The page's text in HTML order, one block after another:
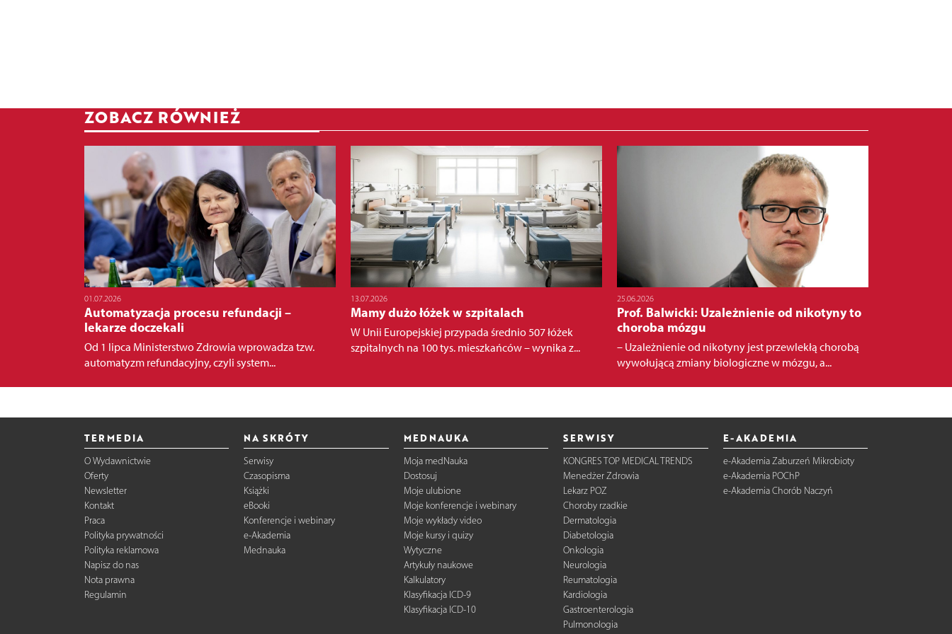
ZOBACZ RÓWNIEŻ
01.07.2026
Automatyzacja procesu refundacji –
lekarze doczekali
Od 1 lipca Ministerstwo Zdrowia wprowadza tzw.
automatyzm refundacyjny, czyli system...
13.07.2026
Mamy dużo łóżek w szpitalach
W Unii Europejskiej przypada średnio 507 łóżek
szpitalnych na 100 tys. mieszkańców – wynika z...
25.06.2026
Prof. Balwicki: Uzależnienie od nikotyny to
choroba mózgu
– Uzależnienie od nikotyny jest przewlekłą chorobą
wywołującą zmiany biologiczne w mózgu, a...
TERMEDIA
O Wydawnictwie
Oferty
Newsletter
Kontakt
Praca
Polityka prywatności
Polityka reklamowa
Napisz do nas
Nota prawna
Regulamin
NA SKRÓTY
Serwisy
Czasopisma
Książki
eBooki
Konferencje i webinary
e-Akademia
Mednauka
MEDNAUKA
Moja medNauka
Dostosuj
Moje ulubione
Moje konferencje i webinary
Moje wykłady video
Moje kursy i quizy
Wytyczne
Artykuły naukowe
Kalkulatory
Klasyfikacja ICD-9
Klasyfikacja ICD-10
SERWISY
KONGRES TOP MEDICAL TRENDS
Menedżer Zdrowia
Lekarz POZ
Choroby rzadkie
Dermatologia
Diabetologia
Onkologia
Neurologia
Reumatologia
Kardiologia
Gastroenterologia
Pulmonologia
E-AKADEMIA
e-Akademia Zaburzeń Mikrobioty
e-Akademia POChP
e-Akademia Chorób Naczyń